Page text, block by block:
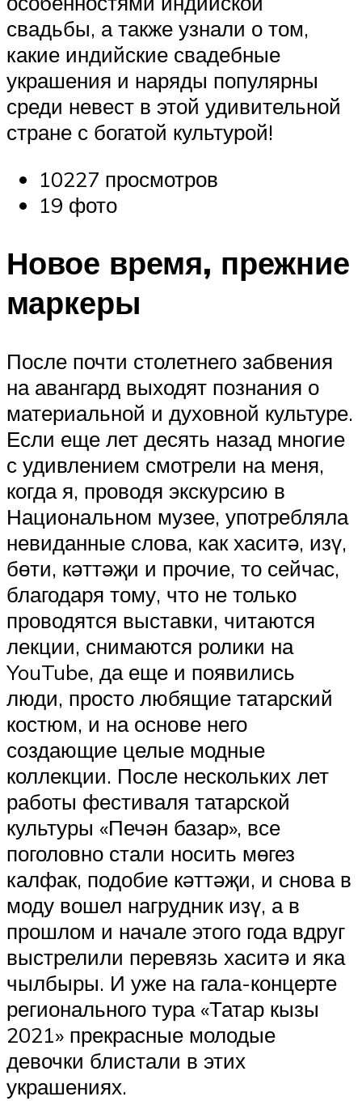
свадьбы, а также узнали о том,
какие индийские свадебные
украшения и наряды популярны
среди невест в этой удивительной
стране с богатой культурой!
10227 просмотров
19 фото
Новое время, прежние
маркеры
После почти столетнего забвения
на авангард выходят познания о
материальной и духовной культуре.
Если еще лет десять назад многие
с удивлением смотрели на меня,
когда я, проводя экскурсию в
Национальном музее, употребляла
невиданные слова, как хаситә, изү,
бөти, кәттәҗи и прочие, то сейчас,
благодаря тому, что не только
проводятся выставки, читаются
лекции, снимаются ролики на
YouTube, да еще и появились
люди, просто любящие татарский
костюм, и на основе него
создающие целые модные
коллекции. После нескольких лет
работы фестиваля татарской
культуры «Печән базар», все
поголовно стали носить мөгез
калфак, подобие кәттәҗи, и снова в
моду вошел нагрудник изү, а в
прошлом и начале этого года вдруг
выстрелили перевязь хаситә и яка
чылбыры. И уже на гала-концерте
регионального тура «Татар кызы
2021» прекрасные молодые
девочки блистали в этих
украшениях.